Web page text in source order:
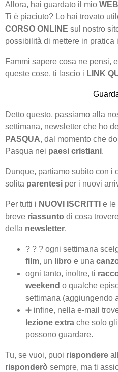
Allora, hai guardato il mio
Ti è piaciuto? Lo hai trovato
CORSO ONLINE sul nostro
possibilità di mettere in pratica
Fammi sapere cosa ne pensi,
queste cose, ti lascio i LINK
Detto questo, passiamo alla
settimana, newsletter che ho
PASQUA, dal momento che
Pasqua nei paesi cristiani.
Dunque, partiamo subito con i
solita parentesi per i nuovi
Per tutti i NUOVI ISCRITTI e le
breve riassunto di cosa
della newsletter.
? ? ? ogni settimana
film, un libro e una
ogni tanto, inoltre, ti
weekend o qualche
settimana (aggiungendo
➕ infine, nella e-mail
lezione extra che solo
possono guardare.
Tu, se vuoi, puoi rispondere
risponderò sempre, ma ti